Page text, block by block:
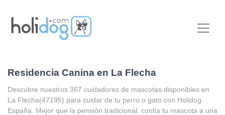
Residencia Canina en La Flecha
Descubre nuestros 367 cuidadores de mascotas disponibles en
La Flecha(47195) para cuidar de tu perro o gato con Holidog
España. Mejor que la pensión tradicional, confia tu mascota a una